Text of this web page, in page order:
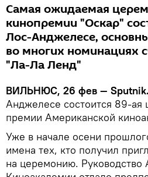
Самая ожидаемая
кинопремии "Оскар"
Лос-Анджелесе,
во многих номинациях
"Ла-Ла Ленд"
ВИЛЬНЮС, 26 фев — Sputnik.
Анджелесе состоится 89-ая
премии Американской
Уже в начале осени
имена тех, кто получил
на церемонию. Руководство